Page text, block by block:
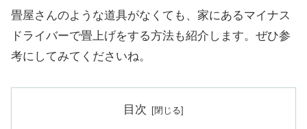
畳屋さんのような道具がなくても、家にあるマイナス
ドライバーで畳上げをする方法も紹介します。 ぜひ参
考にしてみてくださいね。
目次